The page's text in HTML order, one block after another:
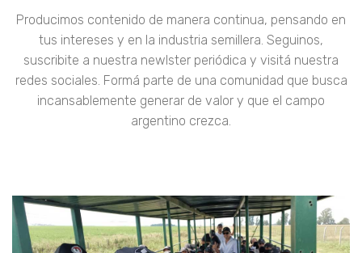
Producimos contenido de manera continua, pensando en
tus intereses y en la industria semillera. Seguinos,
suscribite a nuestra newlster periódica y visitá nuestra
redes sociales. Formá parte de una comunidad que busca
incansablemente generar de valor y que el campo
argentino crezca.